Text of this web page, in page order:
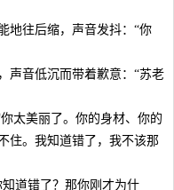
地往后缩，声音发抖：“你
声音低沉而带着歉意：“苏老
太美丽了。你的身材、你的
。我知道错了，我不该那
道错了？那你刚才为什